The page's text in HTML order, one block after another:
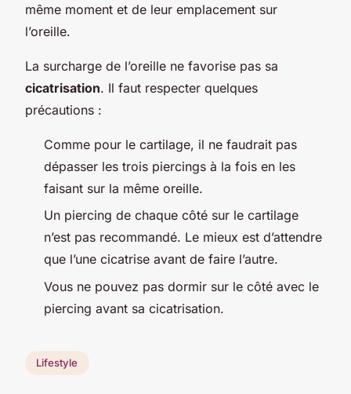
même moment et de leur emplacement sur
l’oreille.
La surcharge de l’oreille ne favorise pas sa
cicatrisation. Il faut respecter quelques
précautions :
Comme pour le cartilage, il ne faudrait pas
dépasser les trois piercings à la fois en les
faisant sur la même oreille.
Un piercing de chaque côté sur le cartilage
n’est pas recommandé. Le mieux est d’attendre
que l’une cicatrise avant de faire l’autre.
Vous ne pouvez pas dormir sur le côté avec le
piercing avant sa cicatrisation.
Lifestyle